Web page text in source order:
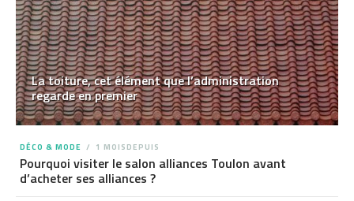
La toiture, cet élément que l’administration
regarde en premier
DÉCO & MODE 1 MOISDEPUIS
Pourquoi visiter le salon alliances Toulon avant
d’acheter ses alliances ?